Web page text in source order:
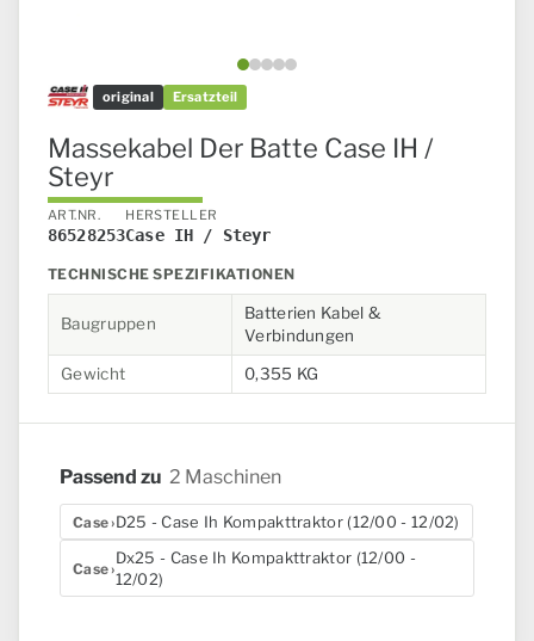
Bild 1 von 5
original Ersatzteil
Massekabel Der Batte Case IH /
Steyr
ART.NR.
86528253
HERSTELLER
Case IH / Steyr
TECHNISCHE SPEZIFIKATIONEN
Baugruppen
Batterien Kabel &
Verbindungen
Gewicht
0,355 KG
Passend zu 2 Maschinen
Case D25 - Case Ih Kompakttraktor (12/00 - 12/02)
Case
Dx25 - Case Ih Kompakttraktor (12/00 -
12/02)